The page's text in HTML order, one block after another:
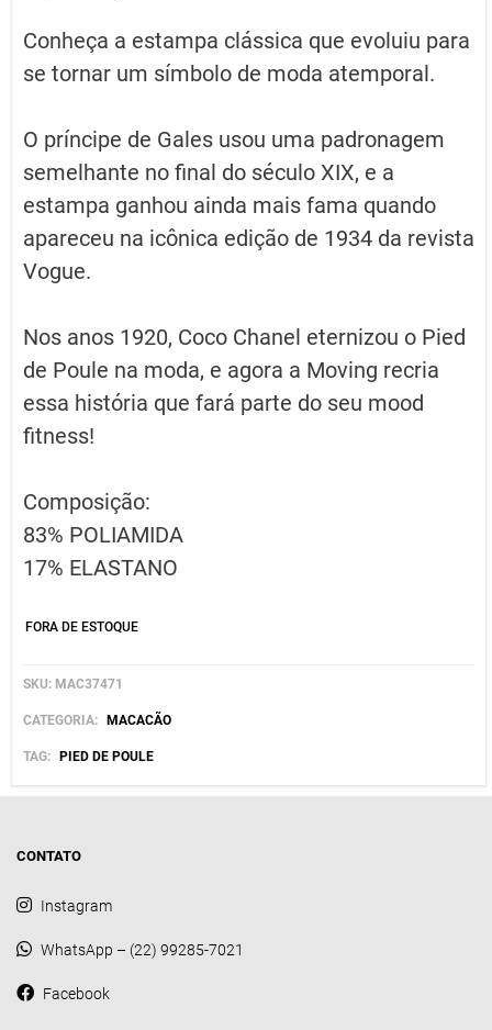
era:
R$239,90.
é:
R$119,95.
Conheça a estampa clássica que evoluiu para
se tornar um símbolo de moda atemporal.
O príncipe de Gales usou uma padronagem
semelhante no final do século XIX, e a
estampa ganhou ainda mais fama quando
apareceu na icônica edição de 1934 da revista
Vogue.
Nos anos 1920, Coco Chanel eternizou o Pied
de Poule na moda, e agora a Moving recria
essa história que fará parte do seu mood
fitness!
Composição:
83% POLIAMIDA
17% ELASTANO
FORA DE ESTOQUE
SKU: MAC37471
CATEGORIA: MACACÃO
TAG: PIED DE POULE
CONTATO
Instagram
WhatsApp – (22) 99285-7021
Facebook